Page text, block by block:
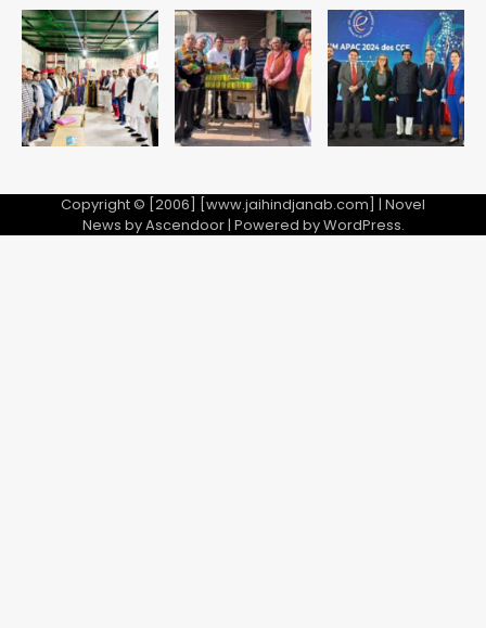
5
अपनत्व का सहारा
Team JHJ
Copyright © [2006] [www.jaihindjanab.com] | Novel
News byAscendoor| Powered byWordPress.